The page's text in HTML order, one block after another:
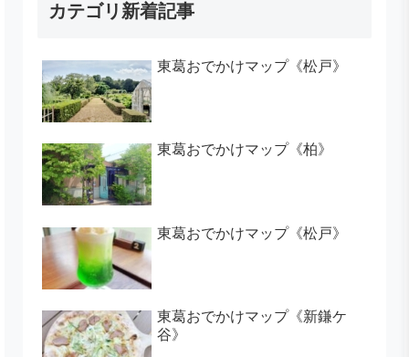
カテゴリ新着記事
東葛おでかけマップ《松戸》
東葛おでかけマップ《柏》
東葛おでかけマップ《松戸》
東葛おでかけマップ《新鎌ケ
谷》